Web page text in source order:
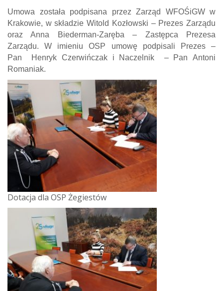
Umowa została podpisana przez Zarząd WFOŚiGW w
Krakowie, w składzie Witold Kozłowski – Prezes Zarządu
oraz Anna Biederman-Zaręba – Zastępca Prezesa
Zarządu. W imieniu OSP umowę podpisali Prezes –
Pan Henryk Czerwińczak i Naczelnik – Pan Antoni
Romaniak.
Dotacja dla OSP Żegiestów